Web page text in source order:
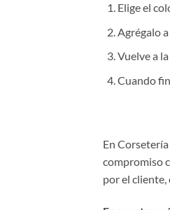
Elige el
Agrégalo
Vuelve a
Cuando
En
compromiso
por el